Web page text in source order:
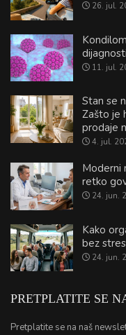
26. jul.
11. jul.
Stan se
Zašto je
prodaje
4. jul.
Moderni
retko
24. jun.
Kako
bez
24. jun.
PRETPLATITE SE
Pretplatite se na naš